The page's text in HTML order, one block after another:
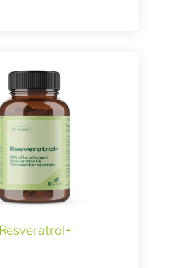
Resveratrol+